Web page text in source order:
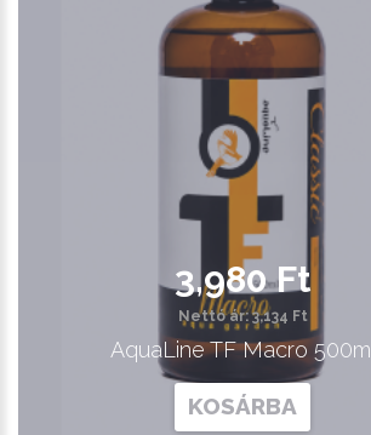
3,980 Ft
Nettó ár: 3,134 Ft
AquaLine TF Macro 500ml
KOSÁRBA